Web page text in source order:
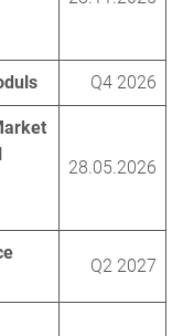
Q4 2026
28.05.2026
Q2 2027